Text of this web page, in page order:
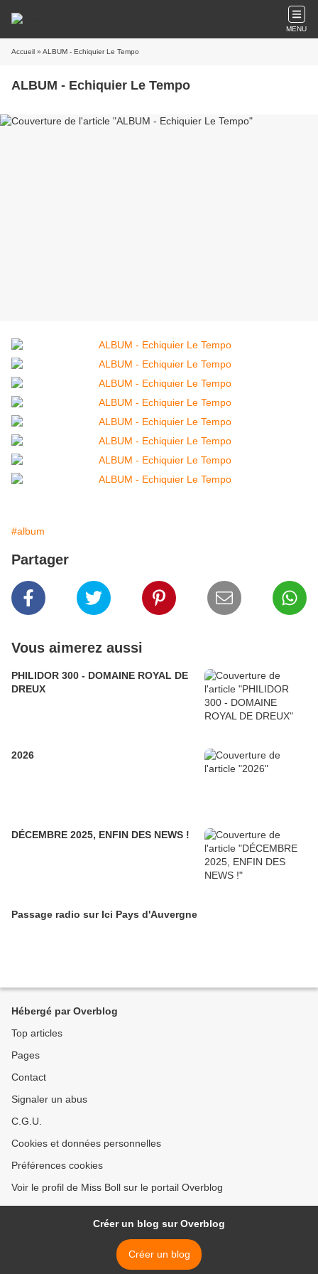
MENU
Accueil » ALBUM - Echiquier Le Tempo
ALBUM - Echiquier Le Tempo
#album
Partager
Vous aimerez aussi
PHILIDOR 300 - DOMAINE ROYAL DE
DREUX
2026
DÉCEMBRE 2025, ENFIN DES NEWS !
Passage radio sur Ici Pays d'Auvergne
Hébergé par Overblog
Top articles
Pages
Contact
Signaler un abus
C.G.U.
Cookies et données personnelles
Préférences cookies
Voir le profil de Miss Boll sur le portail Overblog
Créer un blog sur Overblog
Créer un blog